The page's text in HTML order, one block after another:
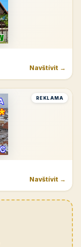
Navštívit →
REKLAMA
Navštívit →